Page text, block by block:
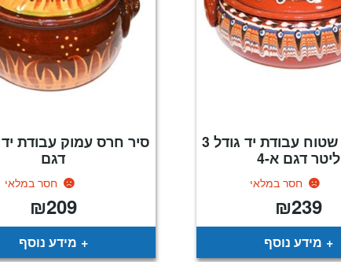
סיר חרס שטוח עבודת יד גודל 3
ליטר דגם א-4
חסר במלאי
₪239
מידע נוסף
דגם
חסר במלאי
₪209
מידע נוסף